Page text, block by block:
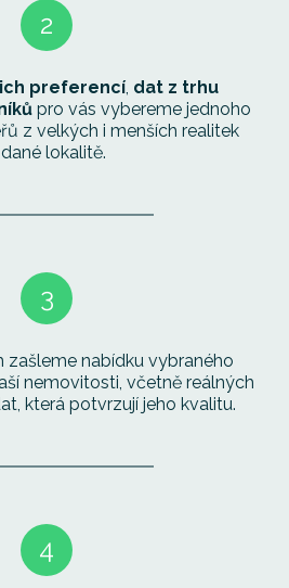
2
preferencí, dat z trhu
pro vás vybereme jednoho
z velkých i menších realitek
lokalitě.
3
zašleme nabídku vybraného
nemovitosti, včetně reálných
která potvrzují jeho kvalitu.
4